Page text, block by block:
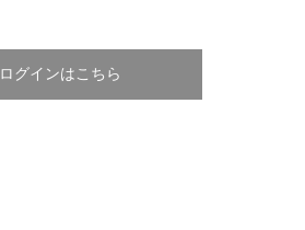
ログインはこちら